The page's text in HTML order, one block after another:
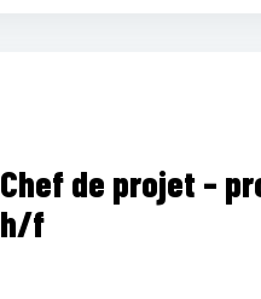
Chef de projet –
h/f